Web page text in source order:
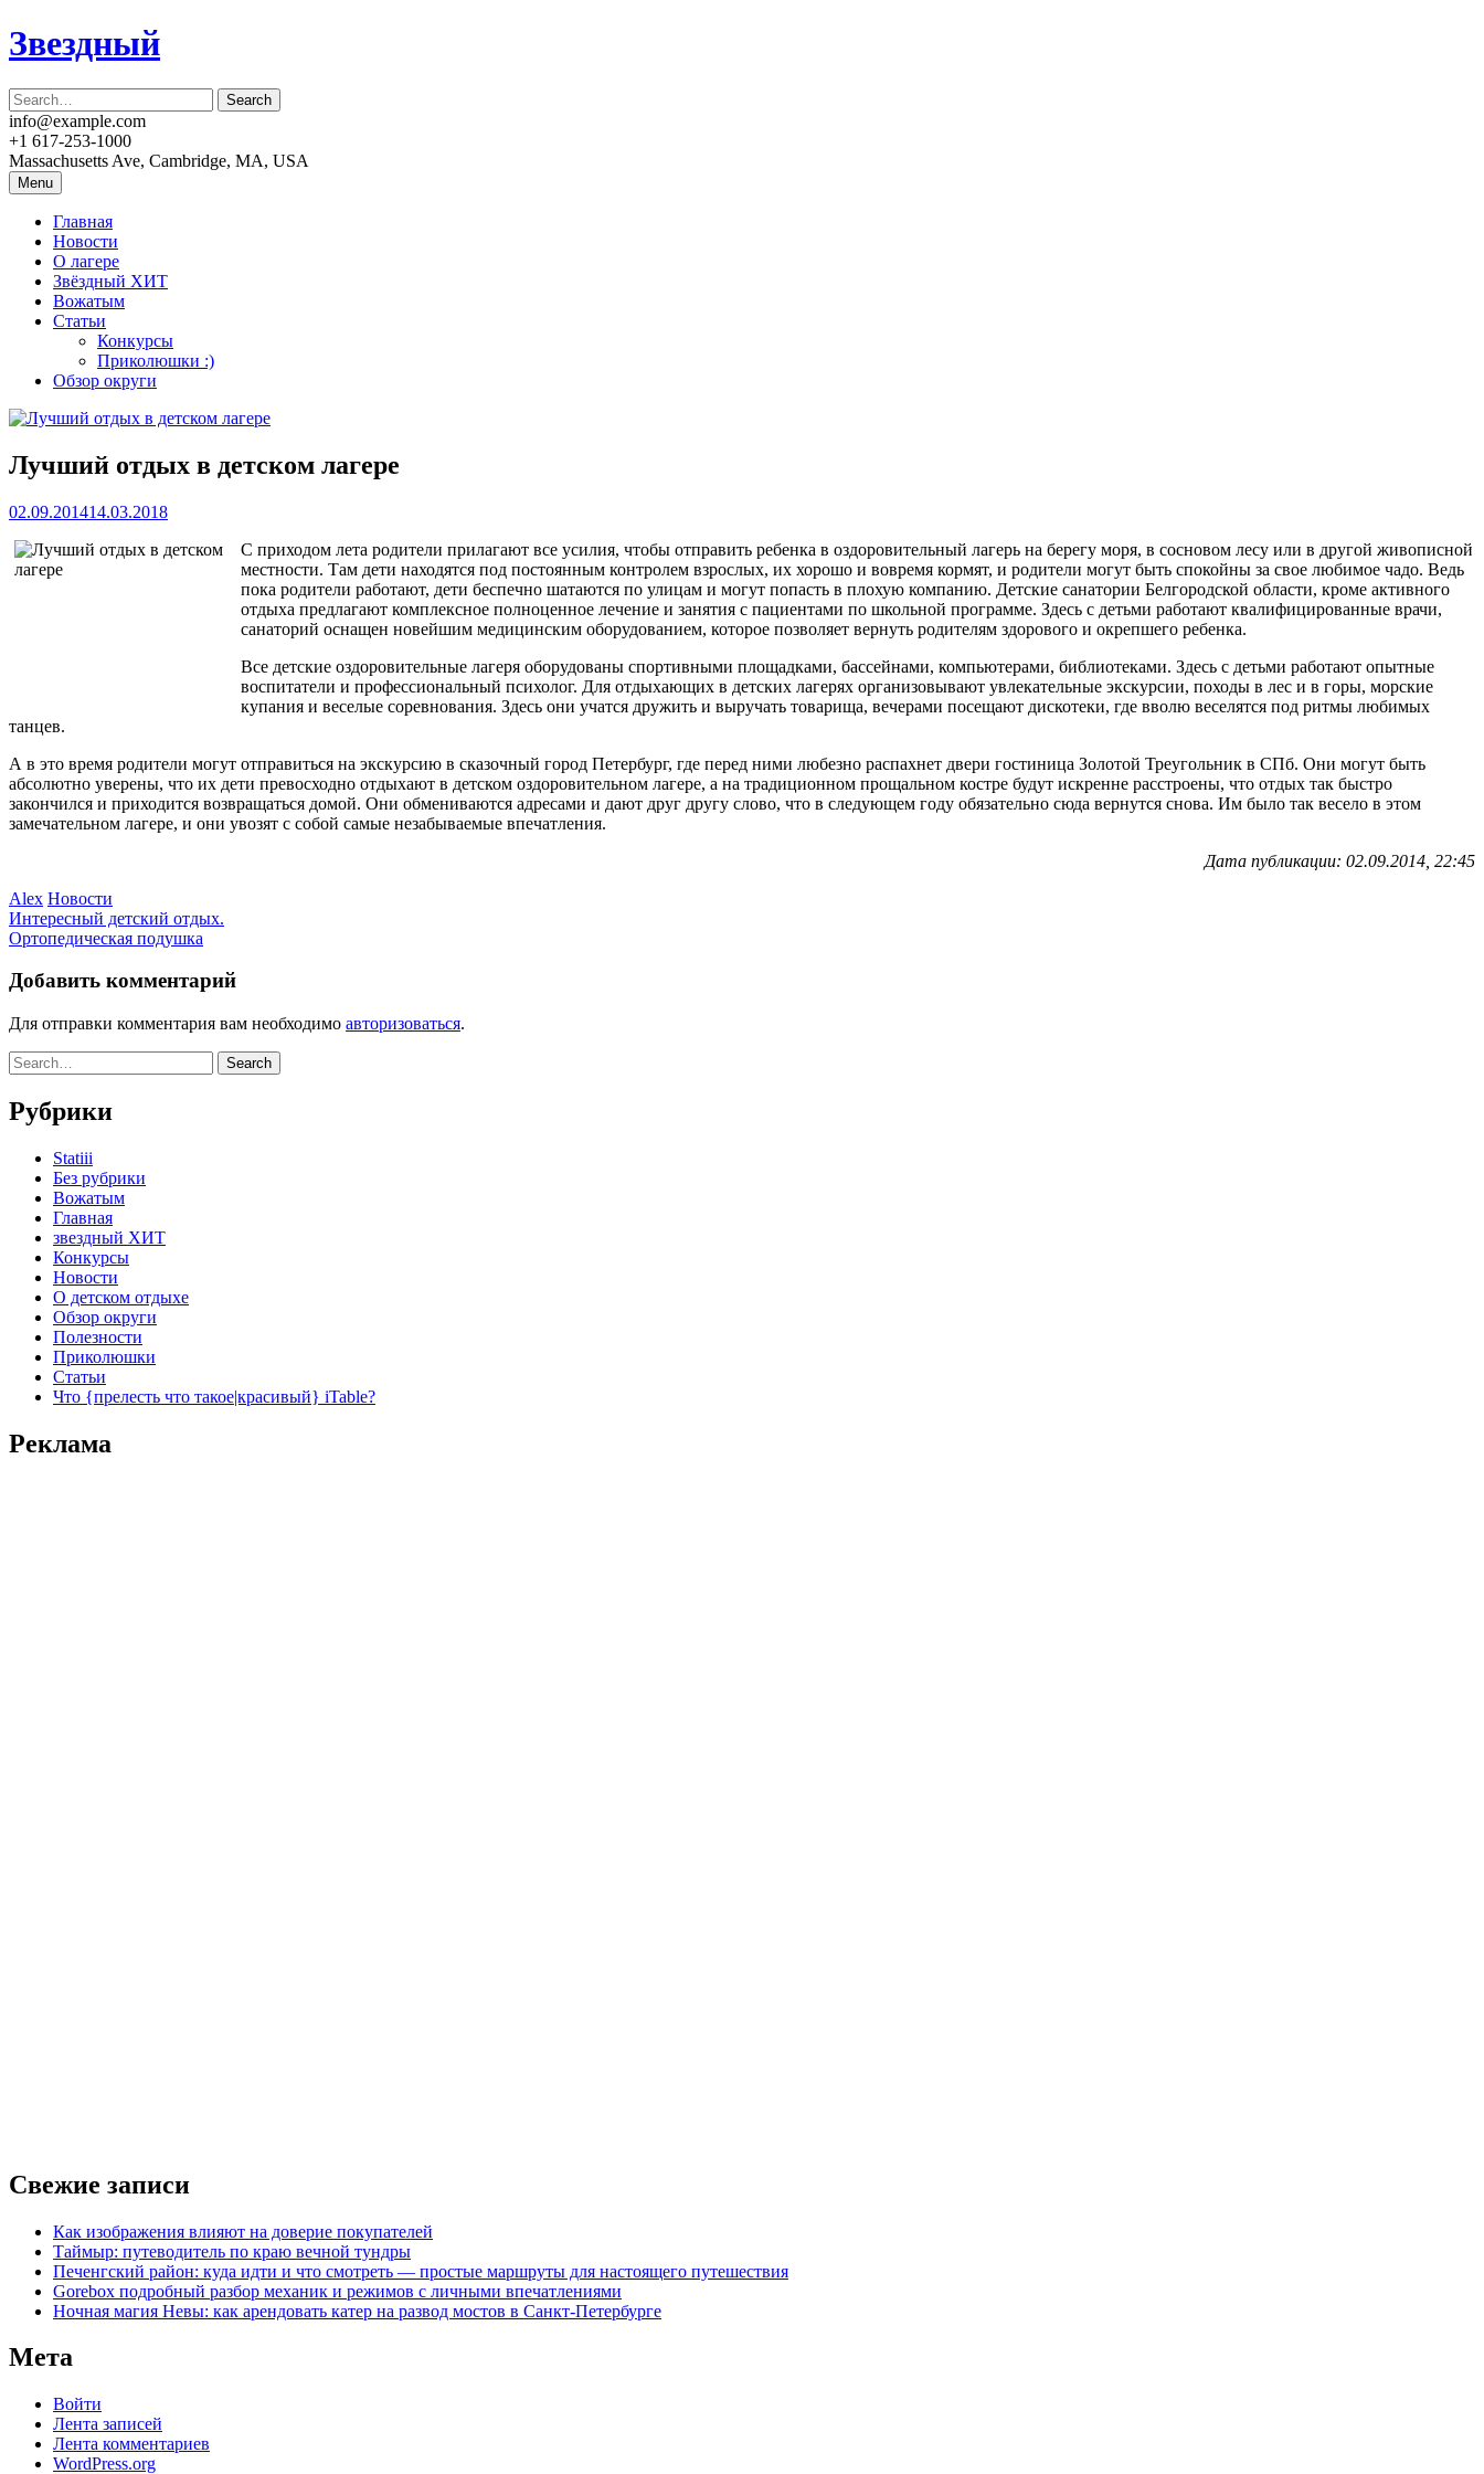
Skip
to
Звездный
info@example.com
+1 617-253-1000
Massachusetts Ave, Cambridge, MA, USA
Menu
Главная
Новости
О лагере
Звёздный ХИТ
Вожатым
Статьи
Конкурсы
Приколюшки :)
Обзор округи
Лучший отдых в детском лагере
02.09.201414.03.2018
С приходом лета родители прилагают все усилия, чтобы отправить ребенка в оздоровительный лагерь на берегу моря, в сосновом лесу или в другой живописной
местности. Там дети находятся под постоянным контролем взрослых, их хорошо и вовремя кормят, и родители могут быть спокойны за свое любимое чадо. Ведь
пока родители работают, дети беспечно шатаются по улицам и могут попасть в плохую компанию. Детские санатории Белгородской области, кроме активного
отдыха предлагают комплексное полноценное лечение и занятия с пациентами по школьной программе. Здесь с детьми работают квалифицированные врачи,
санаторий оснащен новейшим медицинским оборудованием, которое позволяет вернуть родителям здорового и окрепшего ребенка.
Все детские оздоровительные лагеря оборудованы спортивными площадками, бассейнами, компьютерами, библиотеками. Здесь с детьми работают опытные
воспитатели и профессиональный психолог. Для отдыхающих в детских лагерях организовывают увлекательные экскурсии, походы в лес и в горы, морские
купания и веселые соревнования. Здесь они учатся дружить и выручать товарища, вечерами посещают дискотеки, где вволю веселятся под ритмы любимых
танцев.
А в это время родители могут отправиться на экскурсию в сказочный город Петербург, где перед ними любезно распахнет двери гостиница Золотой Треугольник в СПб. Они могут быть
абсолютно уверены, что их дети превосходно отдыхают в детском оздоровительном лагере, а на традиционном прощальном костре будут искренне расстроены, что отдых так быстро
закончился и приходится возвращаться домой. Они обмениваются адресами и дают друг другу слово, что в следующем году обязательно сюда вернутся снова. Им было так весело в этом
замечательном лагере, и они увозят с собой самые незабываемые впечатления.
Дата публикации: 02.09.2014, 22:45
Alex Новости
Интересный детский отдых.
Ортопедическая подушка
Добавить комментарий
Для отправки комментария вам необходимо авторизоваться.
Рубрики
Statiii
Без рубрики
Вожатым
Главная
звездный ХИТ
Конкурсы
Новости
О детском отдыхе
Обзор округи
Полезности
Приколюшки
Статьи
Что {прелесть что такое|красивый} iTable?
Реклама
Свежие записи
Как изображения влияют на доверие покупателей
Таймыр: путеводитель по краю вечной тундры
Печенгский район: куда идти и что смотреть — простые маршруты для настоящего путешествия
Gorebox подробный разбор механик и режимов с личными впечатлениями
Ночная магия Невы: как арендовать катер на развод мостов в Санкт‑Петербурге
Мета
Войти
Лента записей
Лента комментариев
WordPress.org